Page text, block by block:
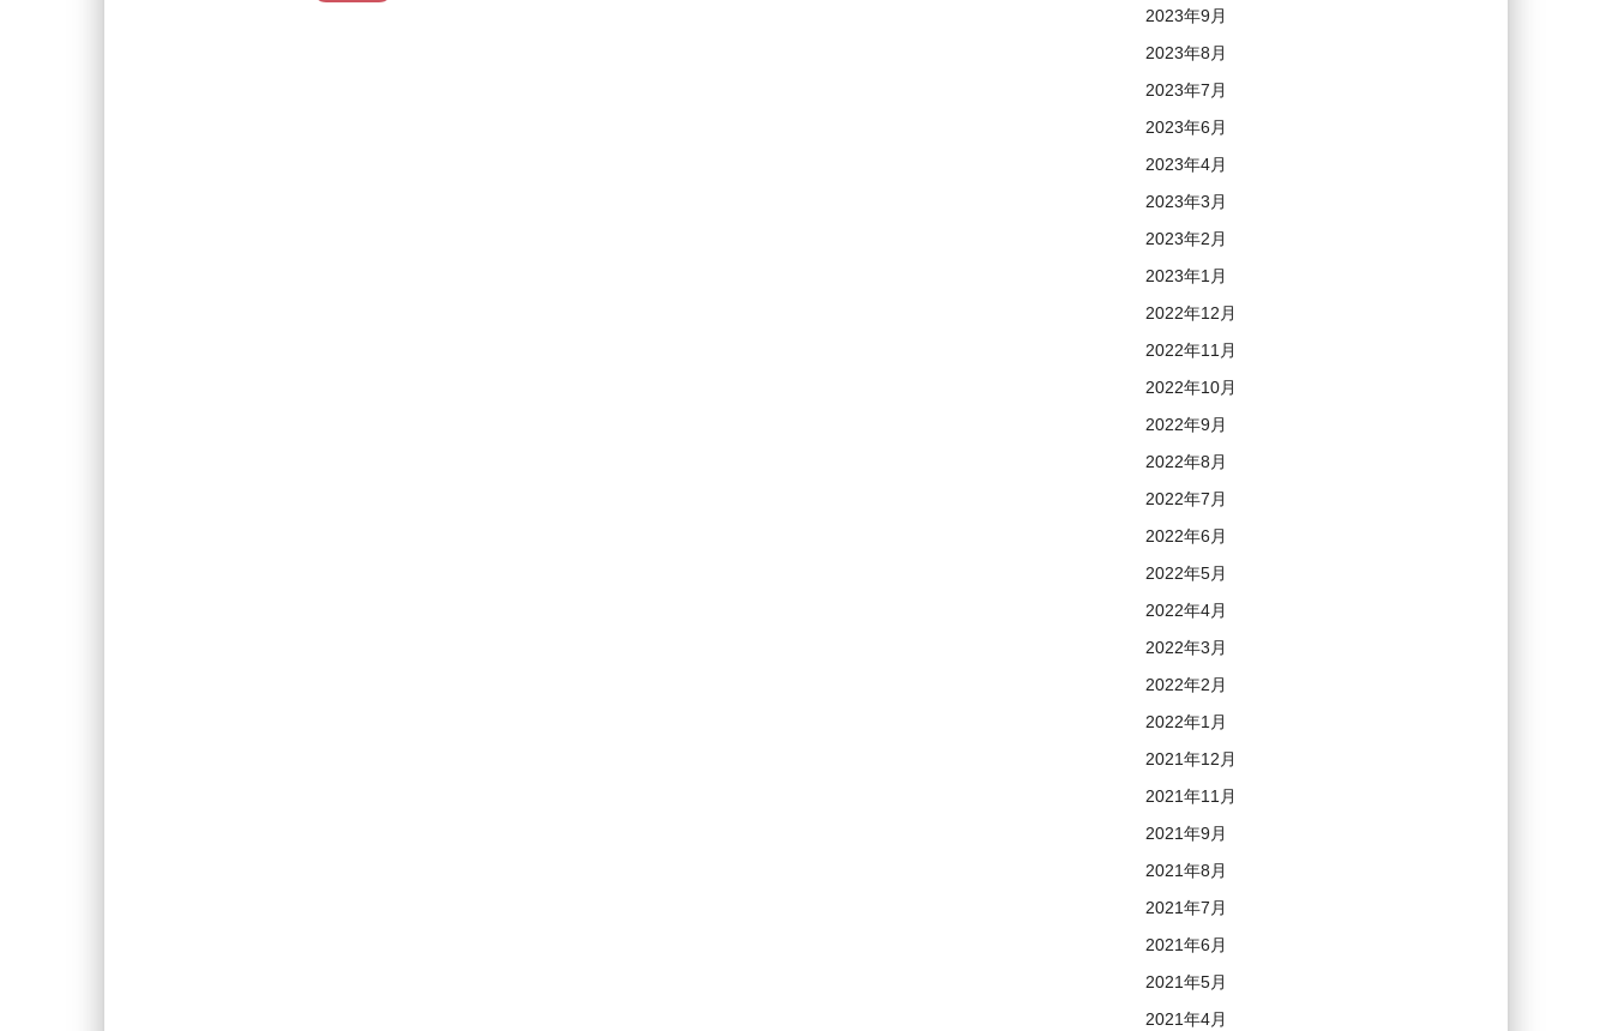
2023年9月
2023年8月
2023年7月
2023年6月
2023年4月
2023年3月
2023年2月
2023年1月
2022年12月
2022年11月
2022年10月
2022年9月
2022年8月
2022年7月
2022年6月
2022年5月
2022年4月
2022年3月
2022年2月
2022年1月
2021年12月
2021年11月
2021年9月
2021年8月
2021年7月
2021年6月
2021年5月
2021年4月